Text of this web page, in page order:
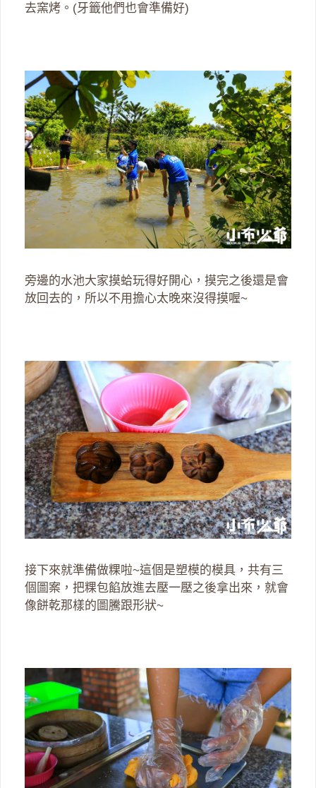
去窯烤。(牙籤他們也會準備好)
旁邊的水池大家摸蛤玩得好開心，摸完之後還是會
放回去的，所以不用擔心太晚來沒得摸喔~
接下來就準備做粿啦~這個是塑模的模具，共有三
個圖案，把粿包餡放進去壓一壓之後拿出來，就會
像餅乾那樣的圖騰跟形狀~